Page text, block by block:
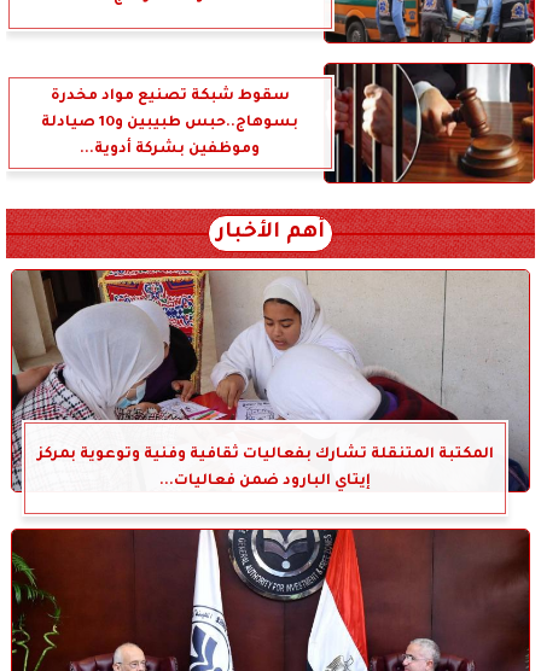
سقوط شبكة تصنيع مواد مخدرة
بسوهاج..حبس طبيبين و10 صيادلة
وموظفين بشركة أدوية...
أهم الأخبار
المكتبة المتنقلة تشارك بفعاليات ثقافية وفنية وتوعوية بمركز
إيتاي البارود ضمن فعاليات...